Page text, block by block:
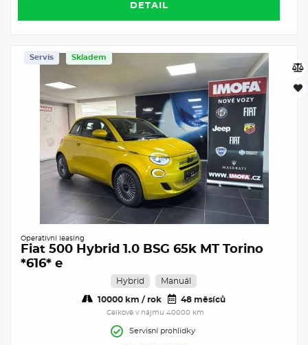
DETAIL
Skladem
Servis
Operativní leasing
Fiat 500 Hybrid 1.0 BSG 65k MT Torino
*616* e
Hybrid Manuál
10000 km / rok 48 měsíců
Celkově v nájmu 40000 km
Servisní prohlídky